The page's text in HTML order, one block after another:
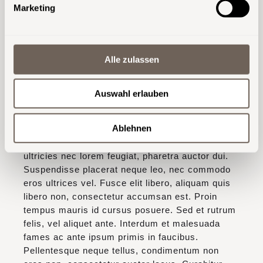
Marketing
Alle zulassen
Auswahl erlauben
Ablehnen
laoreet. Sed sed odio tellus. In tristique felis ac
tristique mi. Aenean pellentesque justo vel diam
elementum iaculis. Nam lobortis cursus
vestibulum. Nulla feugiat mauris felis, auctor
Vestibulum et enim vitae lectus malesuada
aliquam vitae non mi. Suspendisse tellus eros,
ultricies nec lorem feugiat, pharetra auctor dui.
Suspendisse placerat neque leo, nec commodo
eros ultrices vel. Fusce elit libero, aliquam quis
libero non, consectetur accumsan est. Proin
tempus mauris id cursus posuere. Sed et rutrum
felis, vel aliquet ante. Interdum et malesuada
fames ac ante ipsum primis in faucibus.
Pellentesque neque tellus, condimentum non